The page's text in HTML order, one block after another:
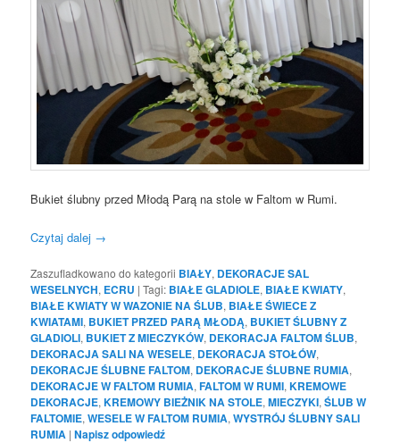
Bukiet ślubny przed Młodą Parą na stole w Faltom w Rumi.
Czytaj dalej →
Zaszufladkowano do kategorii BIAŁY, DEKORACJE SAL
WESELNYCH, ECRU |Tagi: BIAŁE GLADIOLE, BIAŁE KWIATY,
BIAŁE KWIATY W WAZONIE NA ŚLUB, BIAŁE ŚWIECE Z
KWIATAMI, BUKIET PRZED PARĄ MŁODĄ, BUKIET ŚLUBNY Z
GLADIOLI, BUKIET Z MIECZYKÓW, DEKORACJA FALTOM ŚLUB,
DEKORACJA SALI NA WESELE, DEKORACJA STOŁÓW,
DEKORACJE ŚLUBNE FALTOM, DEKORACJE ŚLUBNE RUMIA,
DEKORACJE W FALTOM RUMIA,FALTOM W RUMI,KREMOWE
DEKORACJE,KREMOWY BIEŻNIK NA STOLE,MIECZYKI,ŚLUB W
FALTOMIE,WESELE W FALTOM RUMIA,WYSTRÓJ ŚLUBNY SALI
RUMIA |Napisz odpowiedź